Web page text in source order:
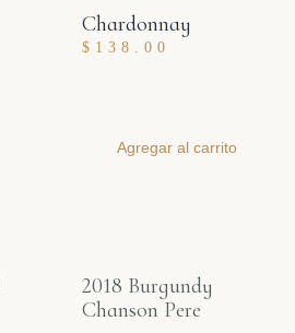
Chardonnay
$ 138.00
Agregar al carrito
2018 Burgundy
Chanson Pere